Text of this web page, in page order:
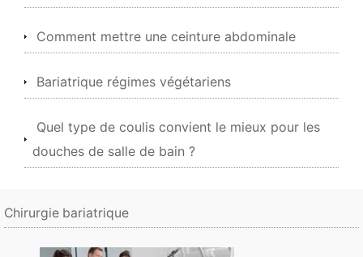
Comment mettre une ceinture abdominale
Bariatrique régimes végétariens
Quel type de coulis convient le mieux pour les
douches de salle de bain ?
Chirurgie bariatrique